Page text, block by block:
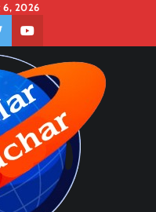
6, 2026
youtube